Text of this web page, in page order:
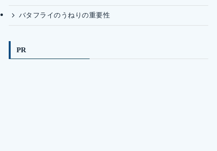
バタフライのうねりの重要性
PR